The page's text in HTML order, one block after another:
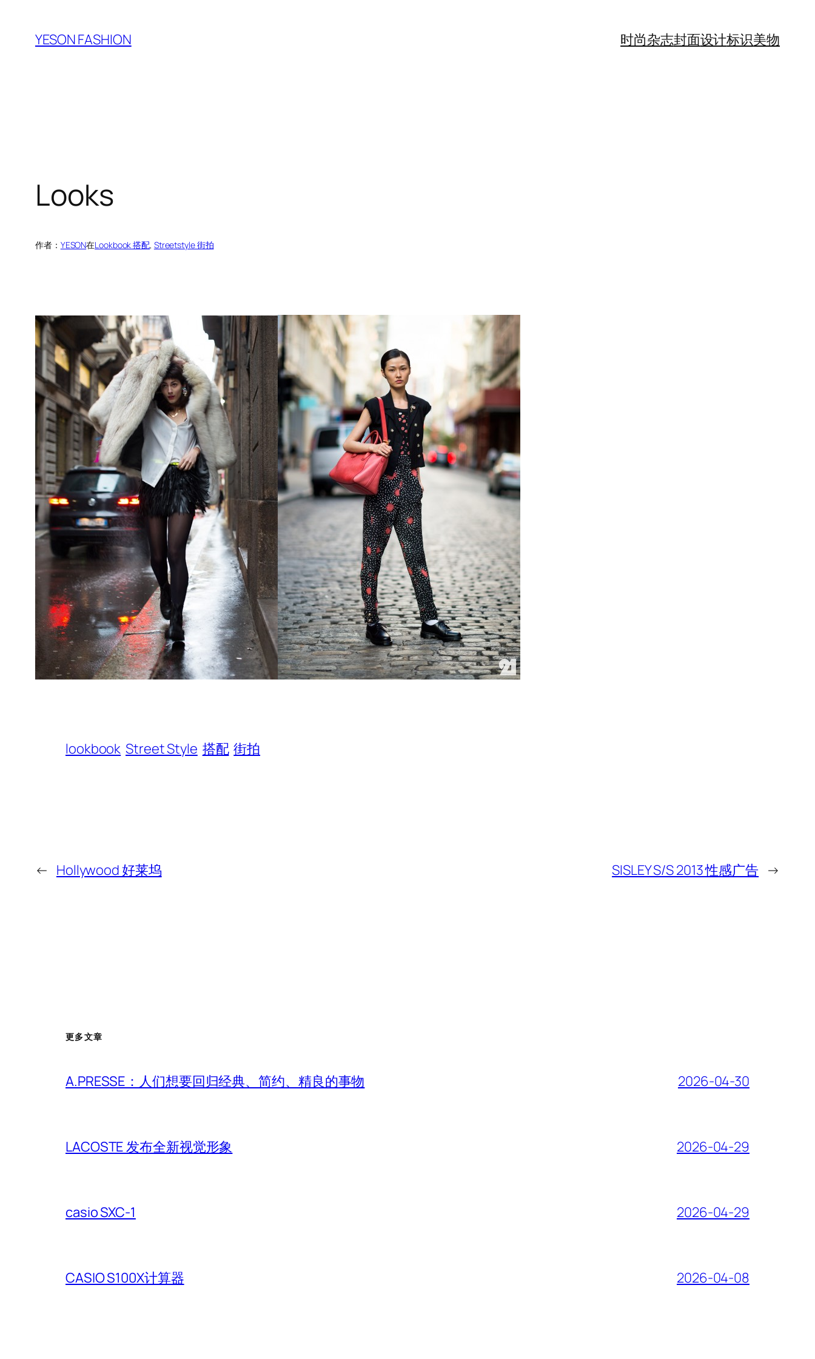
YESON FASHION 时尚杂志封面设计标识美物
Looks
作者： YESON在Lookbook 搭配, Streetstyle 街拍
lookbook Street Style 搭配 街拍
← Hollywood 好莱坞 SISLEY S/S 2013 性感广告 →
更多文章
A.PRESSE：人们想要回归经典、简约、精良的事物 2026-04-30
LACOSTE 发布全新视觉形象 2026-04-29
casio SXC-1 2026-04-29
CASIO S100X计算器 2026-04-08